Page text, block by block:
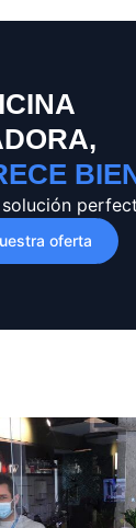
oferta